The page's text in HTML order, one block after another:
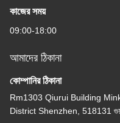
কাজের সময়
09:00-18:00
আমাদের ঠিকানা
কোম্পানির ঠিকানা
Rm1303 Qiurui Building
District Shenzhen, 518131